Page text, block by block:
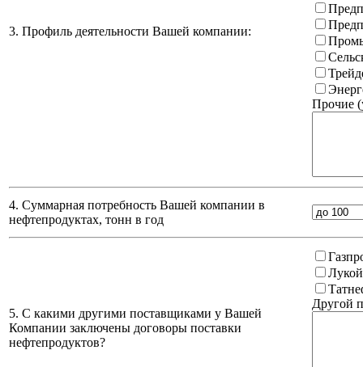
3. Профиль деятельности Вашей компании:
Прочие
4. Суммарная потребность Вашей компании в
нефтепродуктах, тонн в год
5. С какими другими поставщиками у Вашей
Компании заключены договоры поставки
нефтепродуктов?
Другой